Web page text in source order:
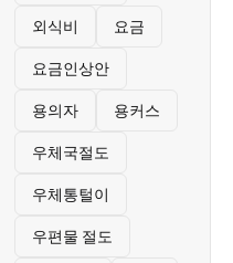
외식비 요금
요금인상안
용의자 용커스
우체국절도
우체통털이
우편물 절도